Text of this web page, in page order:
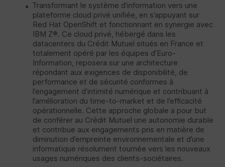
Transformant le système d’information vers une
plateforme cloud privé unifiée, en s’appuyant sur
Red Hat OpenShift et fonctionnant en synergie avec
IBM Z®. Ce cloud privé, hébergé dans les
datacenters du Crédit Mutuel situés en France et
totalement opéré par les équipes d’Euro-
Information, reposera sur une architecture
répondant aux exigences de disponibilité, de
performance et de sécurité conformes à
l’engagement d’intimité numérique et contribuant à
l’amélioration du time-to-market et de l’efficacité
opérationnelle. Cette approche globale a pour but
de conférer au Crédit Mutuel une autonomie durable
et contribue aux engagements pris en matière de
diminution d’empreinte environnementale et d’une
informatique résolument tournée vers les nouveaux
usages numériques des clients-sociétaires.